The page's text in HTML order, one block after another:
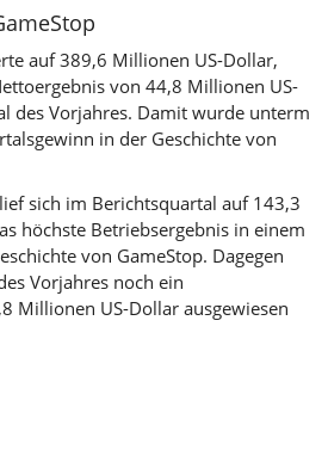
auf 389,6 Millionen US-Dollar,
von 44,8 Millionen US-
des Vorjahres. Damit wurde unterm
in der Geschichte von
sich im Berichtsquartal auf 143,3
höchste Betriebsergebnis in einem
von GameStop. Dagegen
Vorjahres noch ein
Millionen US-Dollar ausgewiesen